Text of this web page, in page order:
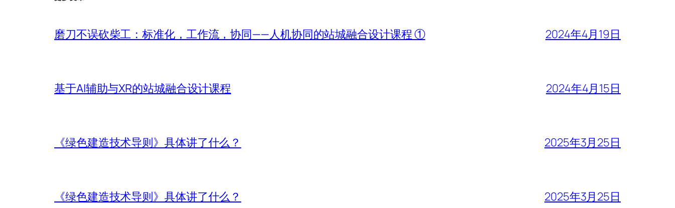
磨刀不误砍柴工：标准化，工作流，协同——人机协同的站城融合设计课程 ① 2024年4月19日
基于AI辅助与XR的站城融合设计课程 2024年4月15日
《绿色建造技术导则》具体讲了什么？ 2025年3月25日
《绿色建造技术导则》具体讲了什么？ 2025年3月25日